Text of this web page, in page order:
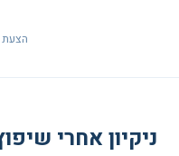
הצעת
ניקיון אחרי